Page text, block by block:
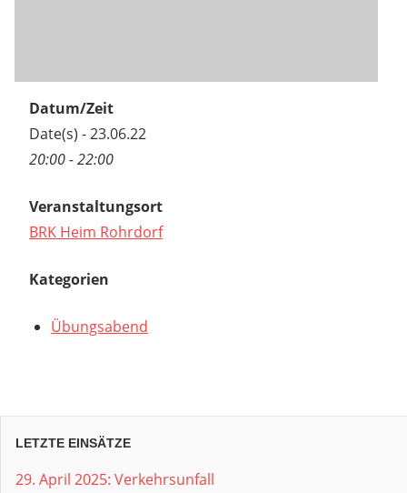
Datum/Zeit
Date(s) - 23.06.22
20:00 - 22:00
Veranstaltungsort
BRK Heim Rohrdorf
Kategorien
Übungsabend
LETZTE EINSÄTZE
29. April 2025: Verkehrsunfall